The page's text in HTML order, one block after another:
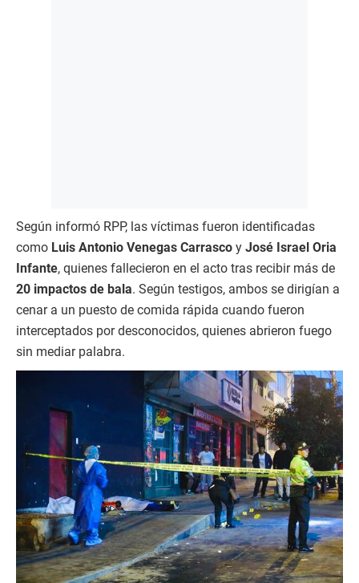
Según informó RPP, las víctimas fueron identificadas
como Luis Antonio Venegas Carrasco y José Israel Oria
Infante, quienes fallecieron en el acto tras recibir más de
20 impactos de bala. Según testigos, ambos se dirigían a
cenar a un puesto de comida rápida cuando fueron
interceptados por desconocidos, quienes abrieron fuego
sin mediar palabra.